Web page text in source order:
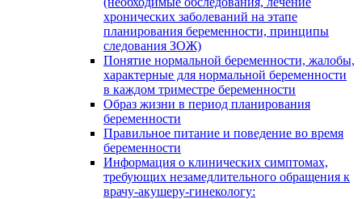
хронических заболеваний на этапе
планирования беременности, принципы
следования ЗОЖ)
Понятие нормальной беременности, жалобы,
характерные для нормальной беременности
в каждом триместре беременности
Образ жизни в период планирования
беременности
Правильное питание и поведение во время
беременности
Информация о клинических симптомах,
требующих незамедлительного обращения к
врачу-акушеру-гинекологу: